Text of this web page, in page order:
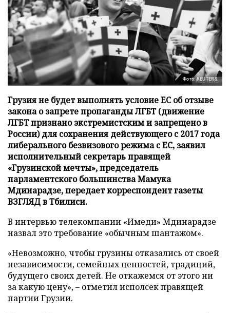
Фото: REUTERS
Грузия не будет выполнять условие ЕС об отзыве
закона о запрете пропаганды ЛГБТ (движение
ЛГБТ признано экстремистским и запрещено в
России) для сохранения действующего с 2017 года
либерального безвизового режима с ЕС, заявил
исполнительный секретарь правящей
«Грузинской мечты», председатель
парламентского большинства Мамука
Мдинарадзе, передает корреспондент газеты
ВЗГЛЯД в Тбилиси.
В интервью телекомпании «Имеди» Мдинарадзе
назвал это требование «обычным шантажом».
«Невозможно, чтобы грузины отказались от своей
независимости, семейных ценностей, традиций,
будущего своих детей. Не откажемся от этого ни
за какую цену», – отметил исполсек правящей
партии Грузии.